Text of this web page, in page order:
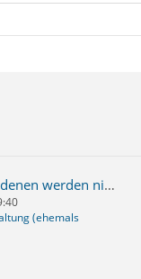
Kalender: Zusagen von Eingeladenen werden nicht übertragen
(ehemals